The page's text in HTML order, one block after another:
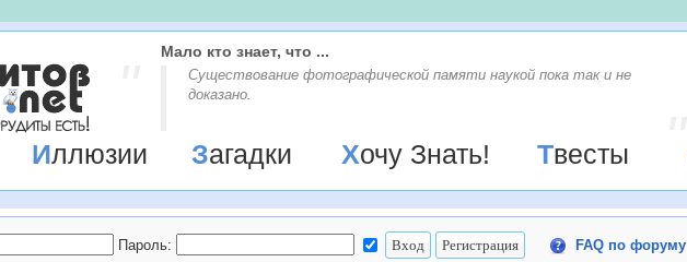
Мало кто знает, что ...
Существование фотографической памяти наукой пока так и не
доказано.
Иллюзии Загадки Хочу Знать! Твесты
Пароль: FAQ по форуму